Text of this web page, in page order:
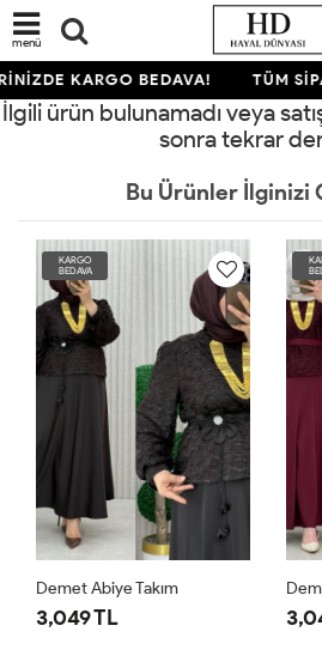
menü
KARGO BEDAVA! TÜM
İlgili ürün bulunamadı veya
sonra tekrar
Bu Ürünler İlginizi
KARGO
BEDAVA
Demet Abiye Takım
3,049 TL